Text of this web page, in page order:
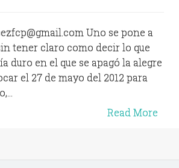
Uno se pone a
tener claro como decir lo que
duro en el que se apagó la alegre
el 27 de mayo del 2012 para
Read More